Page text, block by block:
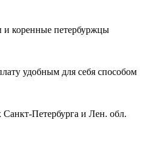
и коренные петербуржцы
удобным для себя способом
Санкт-Петербурга и Лен. обл.